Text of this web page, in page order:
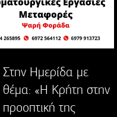
Στην Ημερίδα με
θέμα: «Η Κρήτη στην
προοπτική της